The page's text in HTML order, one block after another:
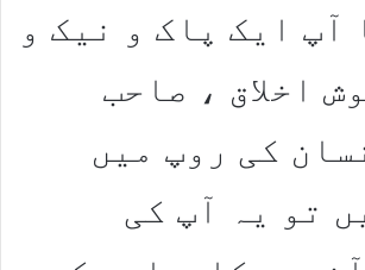
آپ ایک پاک و نیک و
اخلاق ، صاحب
کی روپ میں
تو یہ آپ کی